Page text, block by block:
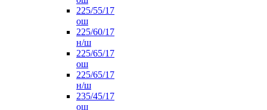
225/55/17
ош
225/60/17
н/ш
225/65/17
ош
225/65/17
н/ш
235/45/17
ош